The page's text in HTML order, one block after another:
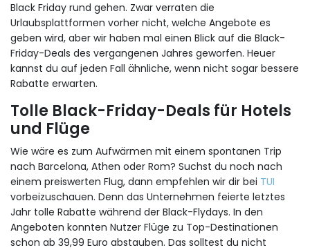
Black Friday rund gehen. Zwar verraten die
Urlaubsplattformen vorher nicht, welche Angebote es
geben wird, aber wir haben mal einen Blick auf die Black-
Friday-Deals des vergangenen Jahres geworfen. Heuer
kannst du auf jeden Fall ähnliche, wenn nicht sogar bessere
Rabatte erwarten.
Tolle Black-Friday-Deals für Hotels
und Flüge
Wie wäre es zum Aufwärmen mit einem spontanen Trip
nach Barcelona, Athen oder Rom? Suchst du noch nach
einem preiswerten Flug, dann empfehlen wir dir bei TUI
vorbeizuschauen. Denn das Unternehmen feierte letztes
Jahr tolle Rabatte während der Black-Flydays. In den
Angeboten konnten Nutzer Flüge zu Top-Destinationen
schon ab 39,99 Euro abstauben. Das solltest du nicht